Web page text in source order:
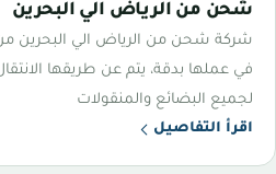
شحن من الرياض الي البحرين
شركة شحن من الرياض الي البحرين
في عملها بدقة، يتم عن طريقها
لجميع البضائع والمنقولات
اقرأ التفاصيل